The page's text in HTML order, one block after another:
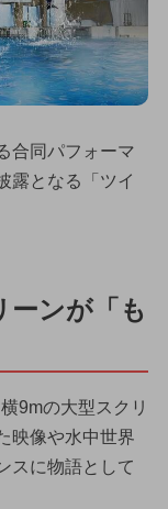
合同パフォーマ
露となる「ツイ
ーンが「も
9mの大型スクリ
映像や水中世界
スに物語として